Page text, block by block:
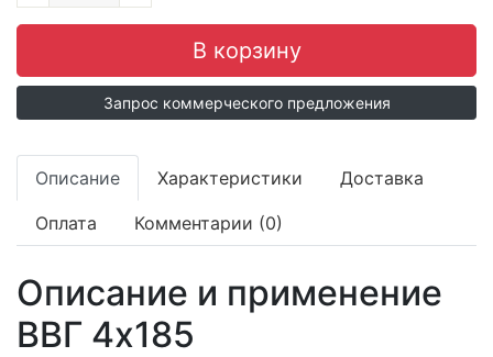
Запрос коммерческого предложения
Описание Характеристики Доставка
Оплата Комментарии (0)
Описание и применение
ВВГ 4x185